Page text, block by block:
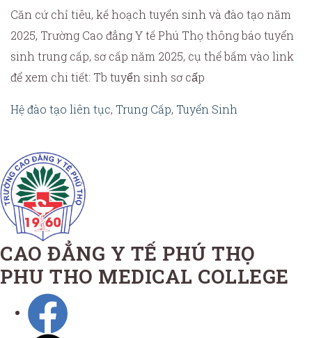
Căn cứ chỉ tiêu, kế hoạch tuyển sinh và đào tạo năm
2025, Trường Cao đẳng Y tế Phú Thọ thông báo tuyển
sinh trung cấp, sơ cấp năm 2025, cụ thể bấm vào link
để xem chi tiết: Tb tuyển sinh sơ cấp
Hệ đào tạo liên tục, Trung Cấp, Tuyển Sinh
CAO ĐẲNG Y TẾ PHÚ THỌ
PHU THO MEDICAL COLLEGE